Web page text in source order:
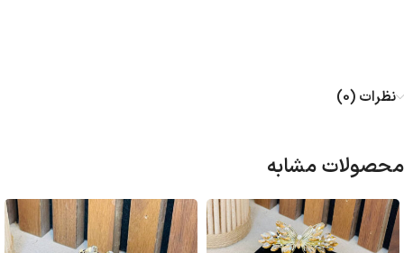
نظرات (0)
محصولات مشابه